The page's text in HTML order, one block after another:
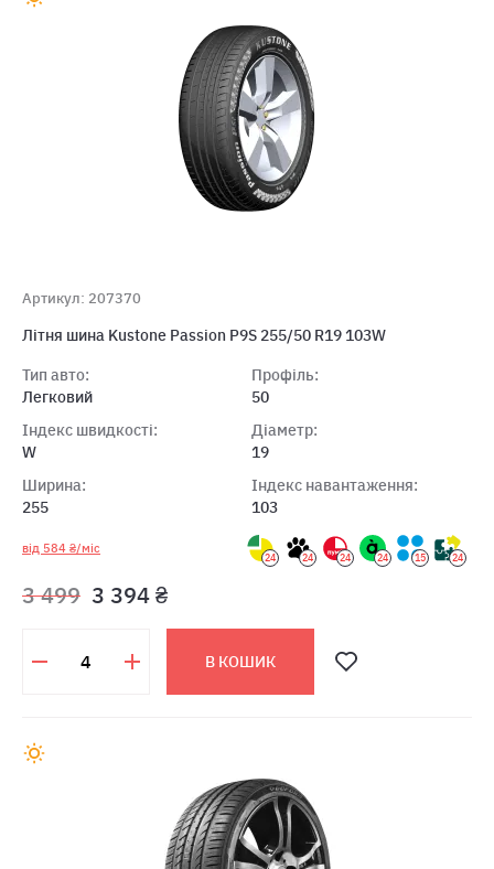
Артикул: 207370
Літня шина Kustone Passion P9S 255/50 R19 103W
Тип авто:
Легковий
Індекс швидкості:
W
Ширина:
255
Профіль:
50
Діаметр:
19
Індекс навантаження:
103
від 584 ₴/міс
24 24 24 24 15 24
3 499 3 394 ₴
В КОШИК